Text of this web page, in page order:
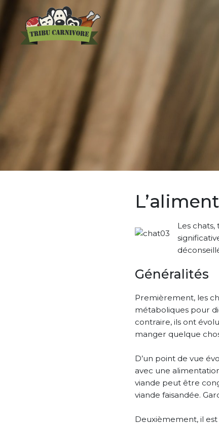
Les
Généralités
Premièrement, les
métaboliques pour
contraire, ils ont
manger quelque
D’un point de vue
avec une
viande peut être
viande faisandée.
Deuxièmement, il